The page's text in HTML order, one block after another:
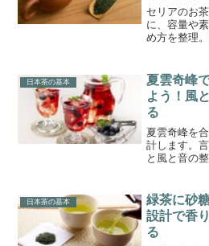
セリアのお
に、容量や
め方を整理
づけます。
日本茶の基本
夏雲奇峰
よう！風
る
夏雲奇峰を
計します。
と風と音の
日本茶の基本
緑茶に砂
設計で香
る